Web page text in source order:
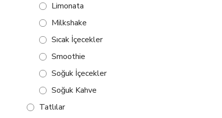
Limonata
Milkshake
Sıcak İçecekler
Smoothie
Soğuk İçecekler
Soğuk Kahve
Tatlılar